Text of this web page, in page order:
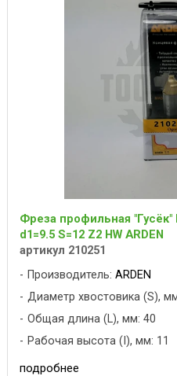
Фреза профильная "Гусёк"
d1=9.5 S=12 Z2 HW ARDEN
артикул 210251
Производитель: ARDEN
Диаметр хвостовика (S),
Общая длина (L), мм: 40
Рабочая высота (I), мм: 11
подробнее